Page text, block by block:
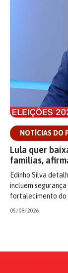
NOTÍCIAS DO
Lula quer
famílias,
Edinho Silva
incluem
fortalecimento do
05/08/2026